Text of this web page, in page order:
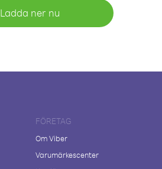
Ladda ner nu
FÖRETAG
Om Viber
Varumärkescenter